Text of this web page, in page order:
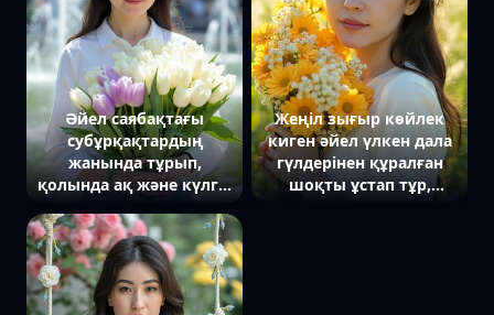
Әйел саябақтағы
субұрқақтардың
жанында тұрып,
қолында ақ және күлгін
тұратын үлкен шоқты
нәзік ұстап тұр.
Артында күн сәулесімен
жарқыраған су
Жеңіл зығыр көйлек
киген әйел үлкен дала
гүлдерінен құралған
шоқты ұстап тұр,